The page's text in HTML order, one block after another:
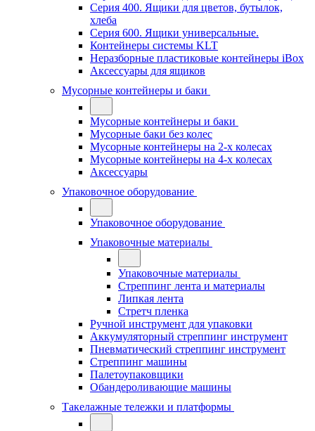
Серия 400. Ящики для цветов, бутылок,
хлеба
Серия 600. Ящики универсальные.
Контейнеры системы KLT
Неразборные пластиковые контейнеры iBox
Аксессуары для ящиков
Мусорные контейнеры и баки
Мусорные контейнеры и баки
Мусорные баки без колес
Мусорные контейнеры на 2-х колесах
Мусорные контейнеры на 4-х колесах
Аксессуары
Упаковочное оборудование
Упаковочное оборудование
Упаковочные материалы
Упаковочные материалы
Стреппинг лента и материалы
Липкая лента
Стретч пленка
Ручной инструмент для упаковки
Аккумуляторный стреппинг инструмент
Пневматический стреппинг инструмент
Стреппинг машины
Палетоупаковщики
Обандероливающие машины
Такелажные тележки и платформы